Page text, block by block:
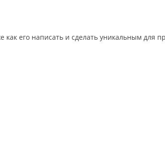
как его написать и сделать уникальным